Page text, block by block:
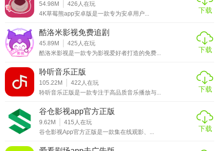
54.98M 426 人在玩
4K草莓熊app安卓版是一款专为安卓用户...
下载
酷洛米影视免费追剧
45.89M 425 人在玩
酷洛米影视是一款专为影视爱好者打造的免费...
下载
聆听音乐正版
105.22M 422 人在玩
聆听音乐正版是一款专注于高品质音乐播放与...
下载
谷仓影视app官方正版
9.62M 415 人在玩
谷仓影视App官方正版是一款集在线观影、...
下载